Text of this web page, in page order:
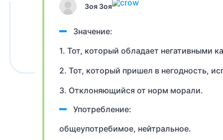
Зоя Зоя
Значение:
1. Тот, который обладает негативными
2. Тот, который пришел в негодность,
3. Отклоняющийся от норм морали.
Употребление:
общеупотребимое, нейтральное.